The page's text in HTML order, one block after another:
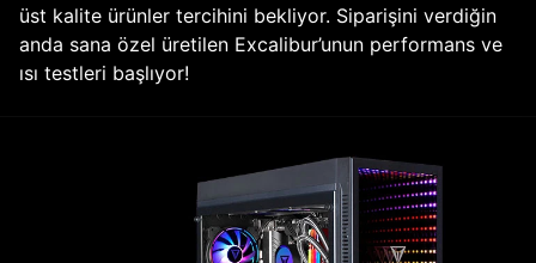
üst kalite ürünler tercihini bekliyor. Siparişini verdiğin
anda sana özel üretilen Excalibur’unun performans ve
ısı testleri başlıyor!